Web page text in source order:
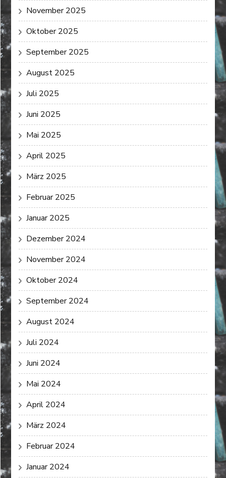
November 2025
Oktober 2025
September 2025
August 2025
Juli 2025
Juni 2025
Mai 2025
April 2025
März 2025
Februar 2025
Januar 2025
Dezember 2024
November 2024
Oktober 2024
September 2024
August 2024
Juli 2024
Juni 2024
Mai 2024
April 2024
März 2024
Februar 2024
Januar 2024